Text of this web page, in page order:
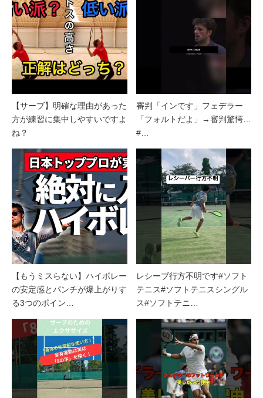
【サーブ】明確な理由があった
方が練習に集中しやすいですよ
ね？
審判「インです」フェデラー
「フォルトだよ」→審判驚愕…
#…
【もうミスらない】ハイボレー
の安定感とパンチが爆上がりす
る3つのポイン…
レシーブ行方不明です#ソフト
テニス#ソフトテニスシングル
ス#ソフトテニ…